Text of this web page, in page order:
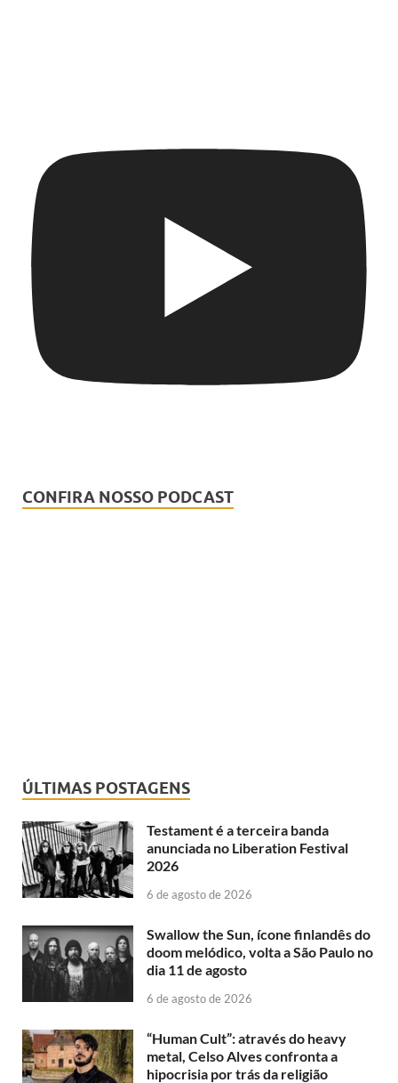
CONFIRA NOSSO PODCAST
ÚLTIMAS POSTAGENS
Testament é a terceira banda
anunciada no Liberation Festival
2026
6 de agosto de 2026
Swallow the Sun, ícone finlandês do
doom melódico, volta a São Paulo no
dia 11 de agosto
6 de agosto de 2026
“Human Cult”: através do heavy
metal, Celso Alves confronta a
hipocrisia por trás da religião